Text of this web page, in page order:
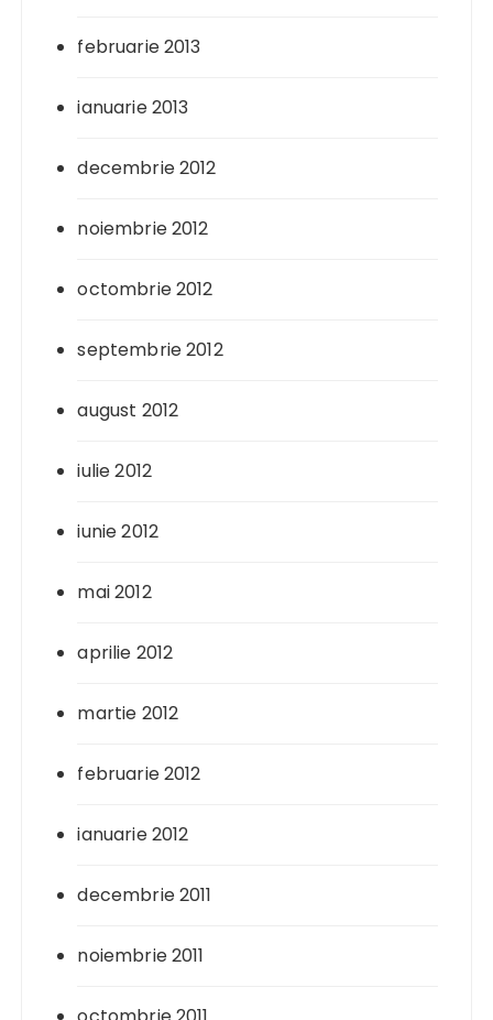
februarie 2013
ianuarie 2013
decembrie 2012
noiembrie 2012
octombrie 2012
septembrie 2012
august 2012
iulie 2012
iunie 2012
mai 2012
aprilie 2012
martie 2012
februarie 2012
ianuarie 2012
decembrie 2011
noiembrie 2011